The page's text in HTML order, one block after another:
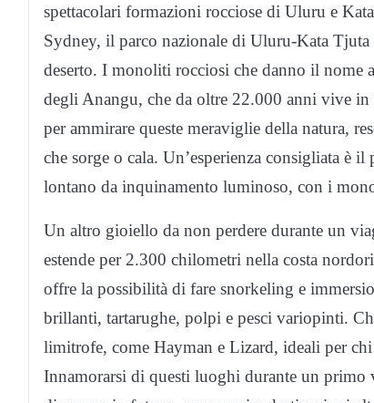
spettacolari formazioni rocciose di Uluru e
Sydney, il parco nazionale di Uluru-Kata Tjuta
deserto. I monoliti rocciosi che danno il nome
degli Anangu, che da oltre 22.000 anni vive
per ammirare queste meraviglie della natura,
che sorge o cala. Un’esperienza consigliata è
lontano da inquinamento luminoso, con i
Un altro gioiello da non perdere durante un
estende per 2.300 chilometri nella costa
offre la possibilità di fare snorkeling e
brillanti, tartarughe, polpi e pesci variopinti.
limitrofe, come Hayman e Lizard, ideali per
Innamorarsi di questi luoghi durante un